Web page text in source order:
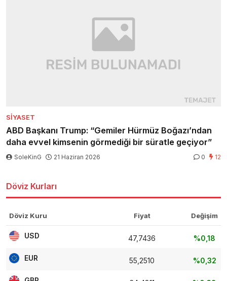
SIYASET
ABD Başkanı Trump: “Gemiler Hürmüz Boğazı’ndan
daha evvel kimsenin görmediği bir süratle geçiyor”
SoleKinG 21 Haziran 2026 0 12
Döviz Kurları
Döviz Kuru Fiyat Değişim
USD 47,7436 %0,18
EUR 55,2510 %0,32